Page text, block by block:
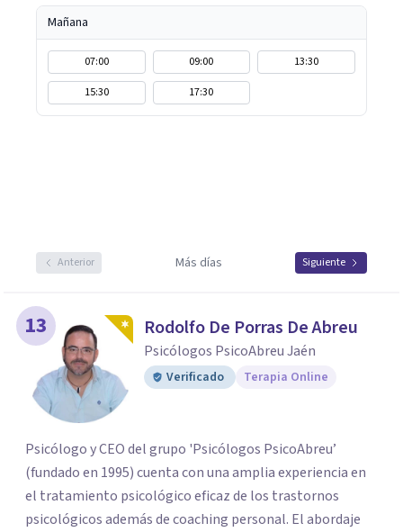
Mañana
07:00 09:00
13:30
15:30
17:30
Anterior Más días Siguiente
13 Rodolfo De Porras De Abreu
Psicólogos PsicoAbreu Jaén
Verificado Terapia Online
Psicólogo y CEO del grupo 'Psicólogos PsicoAbreu’
(fundado en 1995) cuenta con una amplia experiencia en
el tratamiento psicológico eficaz de los trastornos
psicológicos además de coaching personal. El abordaje